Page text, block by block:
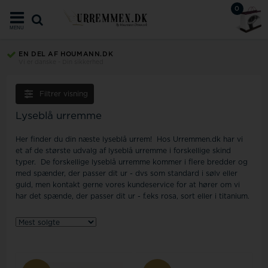
0
MENU
EN DEL AF HOUMANN.DK
Filtrer visning
Lyseblå urremme
Her finder du din næste lyseblå urrem! Hos Urremmen.dk har vi
et af de største udvalg af lyseblå urremme i forskellige skind
typer. De forskellige lyseblå urremme kommer i flere bredder og
med spænder, der passer dit ur - dvs som standard i sølv eller
guld, men kontakt gerne vores kundeservice for at hører om vi
har det spænde, der passer dit ur - f.eks rosa, sort eller i titanium.